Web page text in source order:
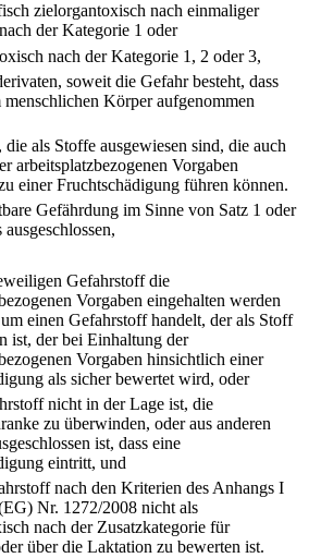
zielorgantoxisch nach einmaliger
der Kategorie 1 oder
nach der Kategorie 1, 2 oder 3,
soweit die Gefahr besteht, dass
Körper aufgenommen
als Stoffe ausgewiesen sind, die auch
arbeitsplatzbezogenen Vorgaben
einer Fruchtschädigung führen können.
Gefährdung im Sinne von Satz 1 oder
Gefahrstoff die
Vorgaben eingehalten werden
einen Gefahrstoff handelt, der als Stoff
ist, der bei Einhaltung der
Vorgaben hinsichtlich einer
als sicher bewertet wird, oder
nicht in der Lage ist, die
zu überwinden, oder aus anderen
ist, dass eine
eintritt, und
nach den Kriterien des Anhangs I
Nr. 1272/2008 nicht als
nach der Zusatzkategorie für
über die Laktation zu bewerten ist.